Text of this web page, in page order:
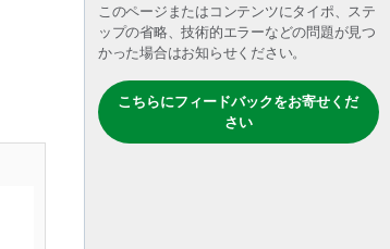
このページまたはコンテンツにタイポ、ステ
ップの省略、技術的エラーなどの問題が見つ
かった場合はお知らせください。
こちらにフィードバックをお寄せくだ
さい